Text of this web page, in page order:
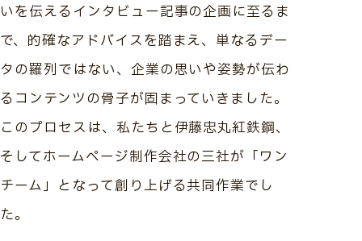
いを伝えるインタビュー記事の企画に至るま
で、的確なアドバイスを踏まえ、単なるデー
タの羅列ではない、企業の思いや姿勢が伝わ
るコンテンツの骨子が固まっていきました。
このプロセスは、私たちと伊藤忠丸紅鉄鋼、
そしてホームページ制作会社の三社が「ワン
チーム」となって創り上げる共同作業でし
た。